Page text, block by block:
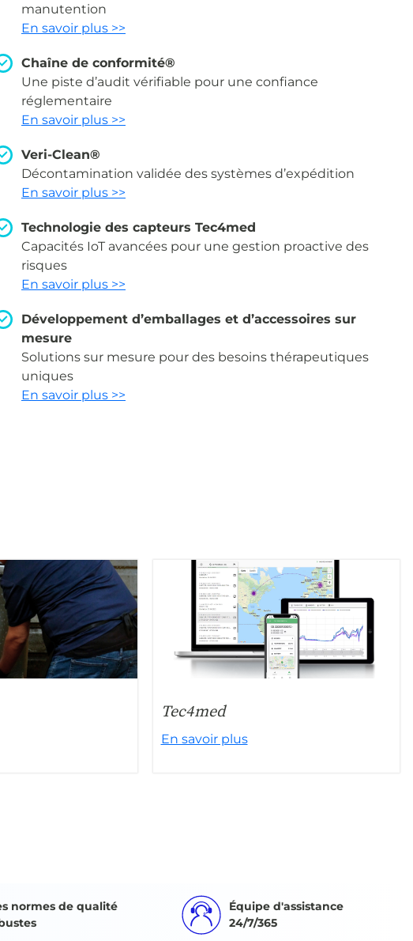
manutention
En savoir plus >>
Chaîne de conformité®
Une piste d’audit vérifiable pour une confiance
réglementaire
En savoir plus >>
Veri-Clean®
Décontamination validée des systèmes d’expédition
En savoir plus >>
Technologie des capteurs Tec4med
Capacités IoT avancées pour une gestion proactive des
risques
En savoir plus >>
Développement d’emballages et d’accessoires sur
mesure
Solutions sur mesure pour des besoins thérapeutiques
uniques
En savoir plus >>
Tec4med
En savoir plus
normes de qualité
Équipe d'assistance
24/7/365